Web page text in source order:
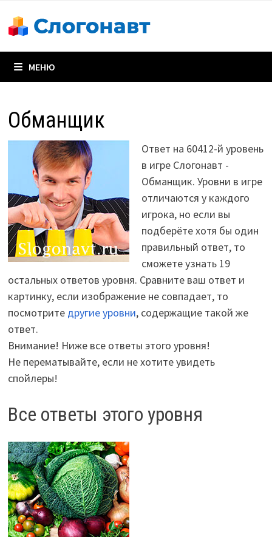
содержимому
МЕНЮ
Обманщик
Ответ на 60412-й уровень
в игре Слогонавт -
Обманщик. Уровни в игре
отличаются у каждого
игрока, но если вы
подберёте хотя бы один
правильный ответ, то
сможете узнать 19
остальных ответов уровня. Сравните ваш ответ и
картинку, если изображение не совпадает, то
посмотрите другие уровни, содержащие такой же
ответ.
Внимание! Ниже все ответы этого уровня!
Не перематывайте, если не хотите увидеть
спойлеры!
Все ответы этого уровня